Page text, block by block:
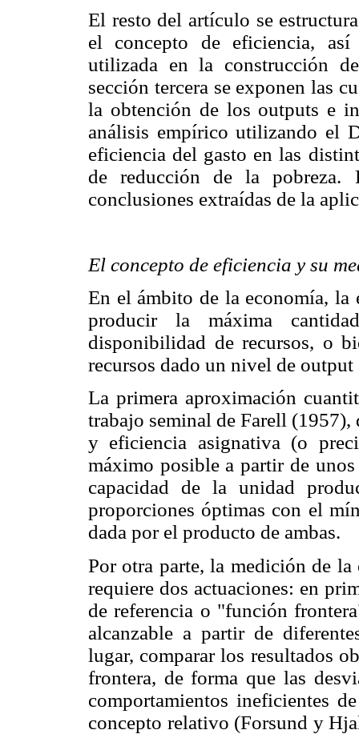
El resto del artículo se
el concepto de eficiencia,
utilizada en la construcción
sección tercera se exponen las
la obtención de los outputs e
análisis empírico utilizando el
eficiencia del gasto en las
de reducción de la pobreza.
conclusiones extraídas de la
El concepto de eficiencia y su
En el ámbito de la economía, la
producir la máxima
disponibilidad de recursos, o
recursos dado un nivel de
La primera aproximación
trabajo seminal de Farell
y eficiencia asignativa (o
máximo posible a partir de
capacidad de la unidad
proporciones óptimas con el
dada por el producto de ambas.
Por otra parte, la medición de
requiere dos actuaciones: en
de referencia o "función
alcanzable a partir de
lugar, comparar los resultados
frontera, de forma que las
comportamientos ineficientes
concepto relativo (Forsund y